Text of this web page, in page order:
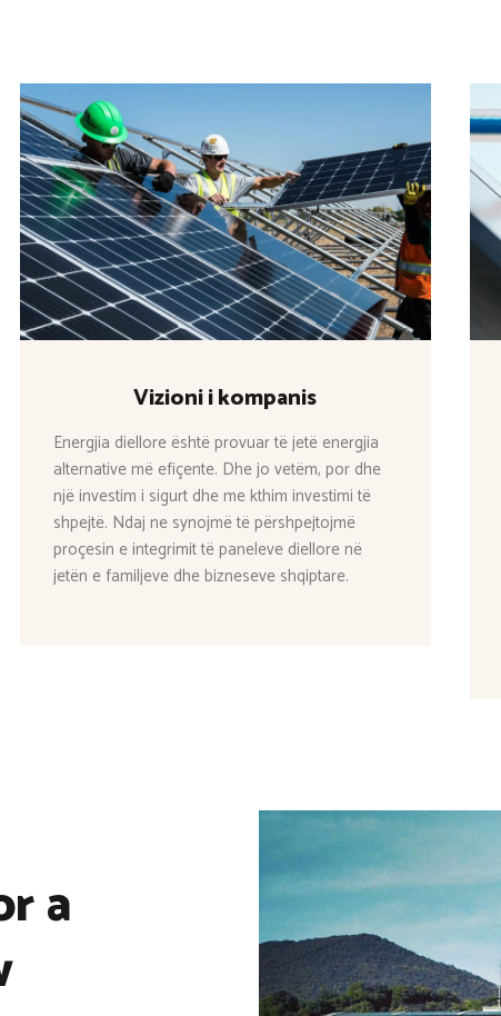
Vizioni i kompanis
Energjia diellore është provuar të jetë energjia
alternative më efiçente. Dhe jo vetëm, por dhe
një investim i sigurt dhe me kthim investimi të
shpejtë. Ndaj ne synojmë të përshpejtojmë
proçesin e integrimit të paneleve diellore në
jetën e familjeve dhe bizneseve shqiptare.
a